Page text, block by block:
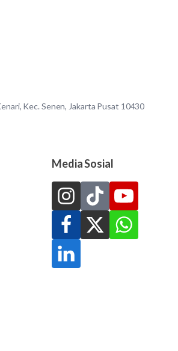
Kec. Senen, Jakarta Pusat 10430
Media Sosial